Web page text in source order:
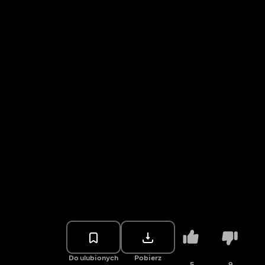
Do ulubionych Pobierz